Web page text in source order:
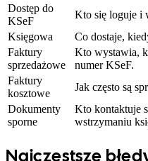
Dostęp do
KSeF
Kto się loguje i
Księgowa
Co dostaje,
Faktury
sprzedażowe
Kto wystawia,
numer KSeF.
Faktury
kosztowe
Jak często są
Dokumenty
sporne
Kto kontaktuje
wstrzymaniu
Najczęstsze